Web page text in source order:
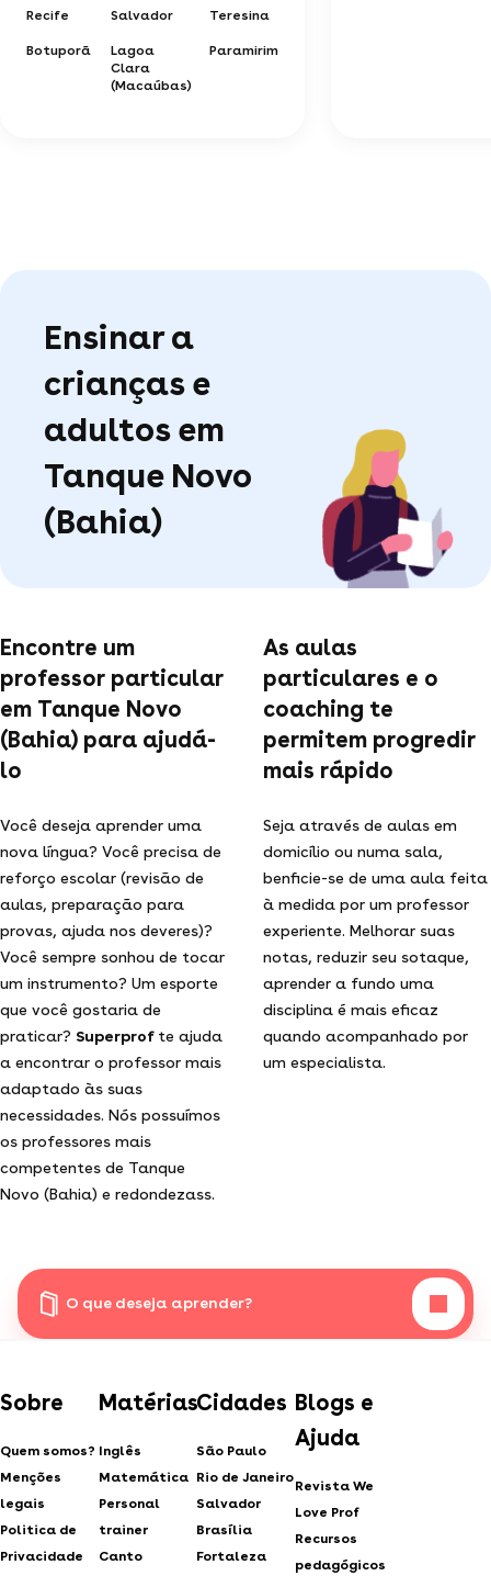
Recife Salvador Teresina
Botuporã
Lagoa
Clara
(Macaúbas)
Paramirim
Ensinar a
crianças e
adultos em
Tanque Novo
(Bahia)
Encontre um
professor particular
em Tanque Novo
(Bahia) para ajudá-
lo
Você deseja aprender uma
nova língua? Você precisa de
reforço escolar (revisão de
aulas, preparação para
provas, ajuda nos deveres)?
Você sempre sonhou de tocar
um instrumento? Um esporte
que você gostaria de
praticar? Superprof te ajuda
a encontrar o professor mais
adaptado às suas
necessidades. Nós possuímos
os professores mais
competentes de Tanque
Novo (Bahia) e redondezass.
As aulas
particulares e o
coaching te
permitem progredir
mais rápido
Seja através de aulas em
domicílio ou numa sala,
benficie-se de uma aula feita
à medida por um professor
experiente. Melhorar suas
notas, reduzir seu sotaque,
aprender a fundo uma
disciplina é mais eficaz
quando acompanhado por
um especialista.
O que deseja aprender?
Sobre
Quem somos?
Menções
legais
Politica de
Privacidade
Matérias
Inglês
Matemática
Personal
trainer
Canto
Cidades
São Paulo
Rio de Janeiro
Salvador
Brasília
Fortaleza
Blogs e
Ajuda
Revista We
Love Prof
Recursos
pedagógicos